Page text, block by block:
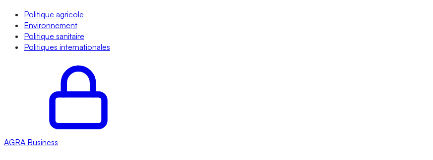
Politique agricole
Environnement
Politique sanitaire
Politiques internationales
AGRA Business